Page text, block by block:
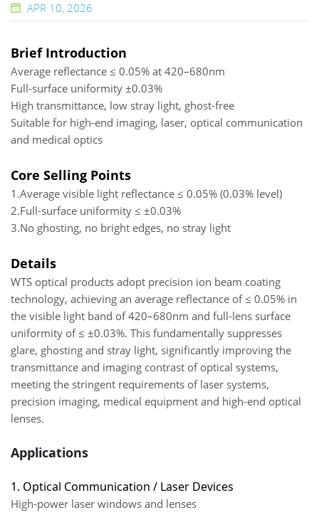
APR 10, 2026
Brief Introduction
Average reflectance ≤ 0.05% at 420–680nm
Full-surface uniformity ±0.03%
High transmittance, low stray light, ghost-free
Suitable for high-end imaging, laser, optical communication
and medical optics
Core Selling Points
1.Average visible light reflectance ≤ 0.05% (0.03% level)
2.Full-surface uniformity ≤ ±0.03%
3.No ghosting, no bright edges, no stray light
Details
WTS optical products adopt precision ion beam coating
technology, achieving an average reflectance of ≤ 0.05% in
the visible light band of 420–680nm and full-lens surface
uniformity of ≤ ±0.03%. This fundamentally suppresses
glare, ghosting and stray light, significantly improving the
transmittance and imaging contrast of optical systems,
meeting the stringent requirements of laser systems,
precision imaging, medical equipment and high-end optical
lenses.
Applications
1. Optical Communication / Laser Devices
High-power laser windows and lenses